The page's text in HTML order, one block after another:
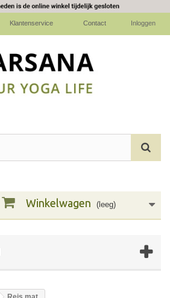
Inloggen
Contact
Klantenservice
Winkelwagen (leeg)